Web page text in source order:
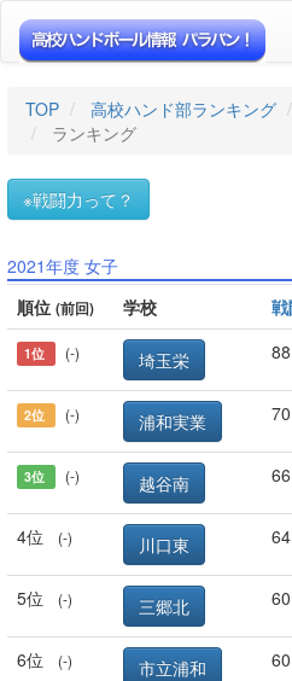
TOP 高校ハンド部ランキング
ランキング
※戦闘力って？
2021年度 女子
順位 (前回) 学校
1位 (-) 埼玉栄
2位 (-) 浦和実業
3位 (-) 越谷南
4位 (-) 川口東
5位 (-) 三郷北
6位 (-) 市立浦和